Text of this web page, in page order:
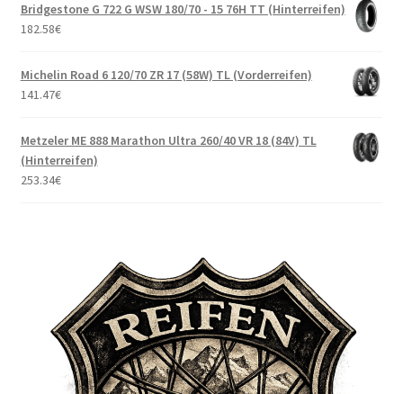
Bridgestone G 722 G WSW 180/70 - 15 76H TT (Hinterreifen)
182.58€
Michelin Road 6 120/70 ZR 17 (58W) TL (Vorderreifen)
141.47€
Metzeler ME 888 Marathon Ultra 260/40 VR 18 (84V) TL
(Hinterreifen)
253.34€